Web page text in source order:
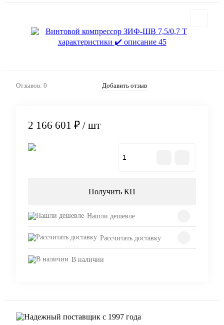
Отзывов: 0 Добавить отзыв
2 166 601 ₽ / шт
Получить КП
Нашли дешевле
Рассчитать доставку
В наличии